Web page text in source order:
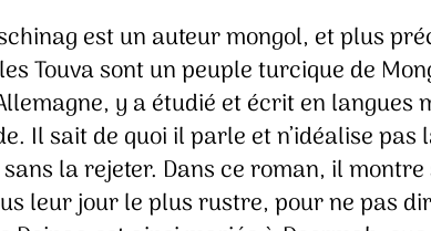
est un auteur mongol, et plus
Touva sont un peuple turcique de
y a étudié et écrit en langues
Il sait de quoi il parle et n’idéalise pas
la rejeter. Dans ce roman, il
leur jour le plus rustre, pour ne pas